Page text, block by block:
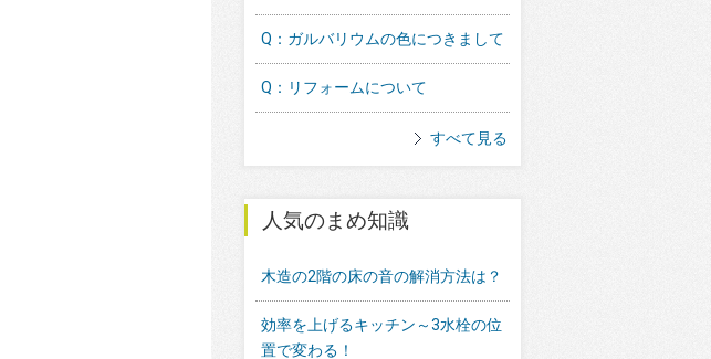
Q：ガルバリウムの色につきまして
Q：リフォームについて
すべて見る
人気のまめ知識
木造の2階の床の音の解消方法は？
効率を上げるキッチン～3水栓の位
置で変わる！